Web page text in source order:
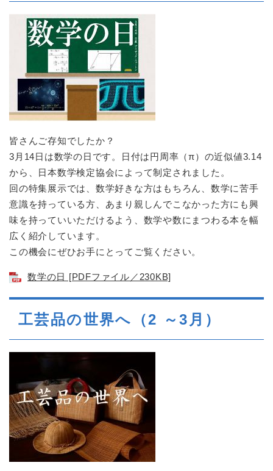
皆さんご存知でしたか？
3月14日は数学の日です。日付は円周率（π）の近似値3.14
から、日本数学検定協会によって制定されました。
回の特集展示では、数学好きな方はもちろん、数学に苦手
意識を持っている方、あまり親しんでこなかった方にも興
味を持っていいただけるよう、数学や数にまつわる本を幅
広く紹介しています。
この機会にぜひお手にとってご覧ください。
数学の日 [PDFファイル／230KB]
工芸品の世界へ（2 ～3月）